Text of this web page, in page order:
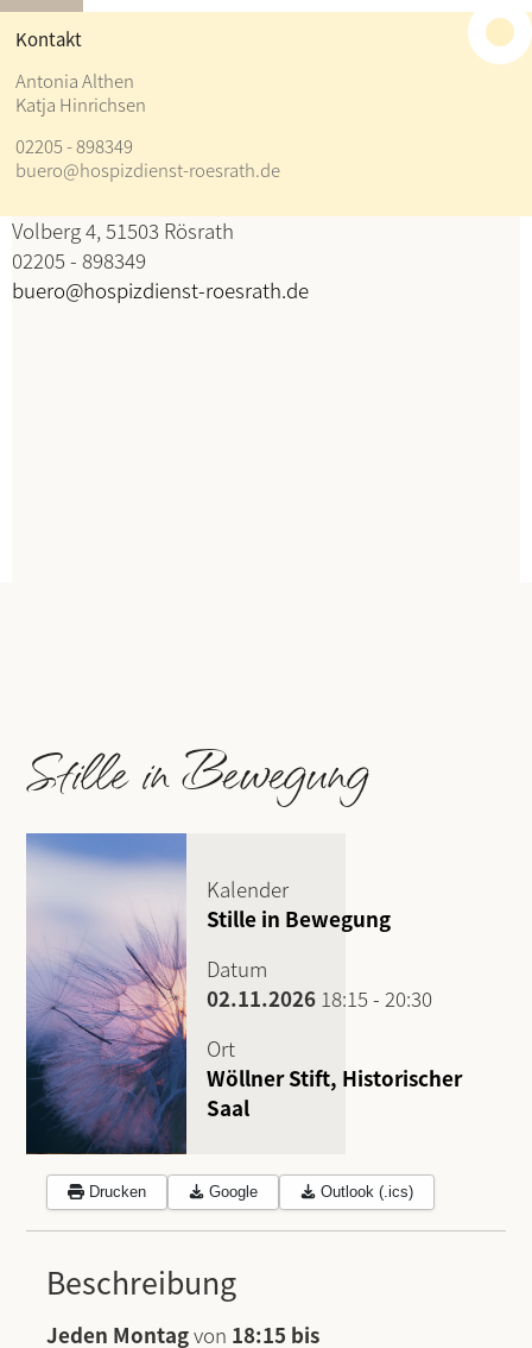
Kontakt
Antonia Althen
Katja Hinrichsen
02205 - 898349
buero@hospizdienst-roesrath.de
Kontakt
Antonia Althen
Katja Hinrichsen
Volberg 4, 51503 Rösrath
02205 - 898349
buero@hospizdienst-roesrath.de
Stille in Bewegung
Kalender
Stille in Bewegung
Datum
02.11.2026 18:15 - 20:30
Ort
Wöllner Stift, Historischer
Saal
Drucken Google Outlook (.ics)
Beschreibung
Jeden Montagvon 18:15 bis
≡